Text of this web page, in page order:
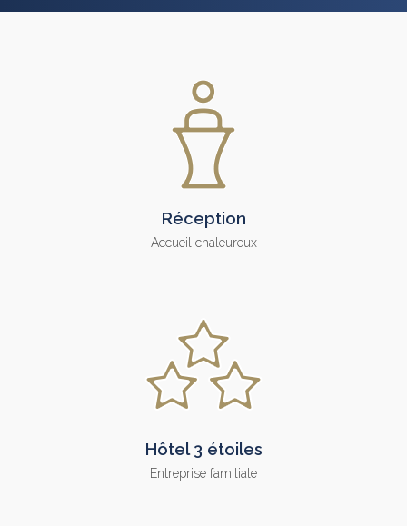
Réception
Accueil chaleureux
Hôtel 3 étoiles
Entreprise familiale